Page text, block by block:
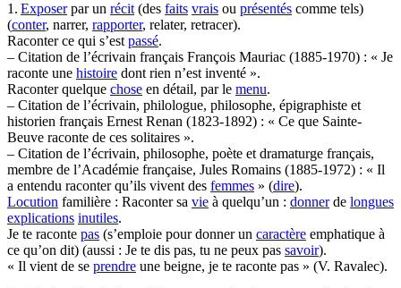
1. Exposerpar un récit (des faits vrais ou présentés comme tels)
(conter, narrer, rapporter, relater, retracer).
Raconter ce qui s’est passé.
– Citation de l’écrivain français François Mauriac (1885-1970) : « Je
raconte une histoire dont rien n’est inventé ».
Raconter quelque chose en détail, par le menu.
– Citation de l’écrivain, philologue, philosophe, épigraphiste et
historien français Ernest Renan (1823-1892) : « Ce que Sainte-
Beuve raconte de ces solitaires ».
– Citation de l’écrivain, philosophe, poète et dramaturge français,
membre de l’Académie française, Jules Romains (1885-1972) : « Il
a entendu raconter qu’ils vivent des femmes » (dire).
Locution familière : Raconter sa vie à quelqu’un : donnerde longues
explications inutiles.
Je te raconte pas (s’emploie pour donner un caractère emphatique à
ce qu’on dit) (aussi : Je te dis pas, tu ne peux pas savoir).
« Il vient de se prendre une beigne, je te raconte pas » (V. Ravalec).